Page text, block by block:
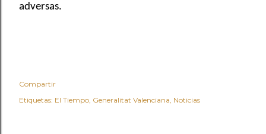
adversas.
Compartir
Etiquetas: El Tiempo Generalitat Valenciana Noticias